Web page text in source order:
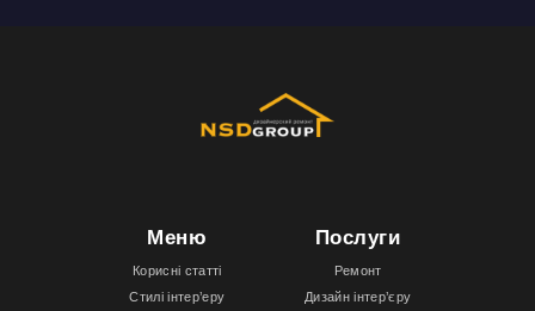
Меню
Корисні статті
Стилі інтер’еру
Послуги
Ремонт
Дизайн інтер’єру